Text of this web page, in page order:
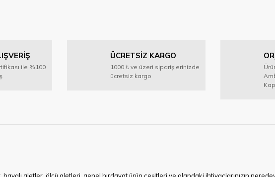
ile %100
ÜCRETSİZ KARGO
1000 ₺ ve üzeri siparişlerinizde
ücretsiz kargo